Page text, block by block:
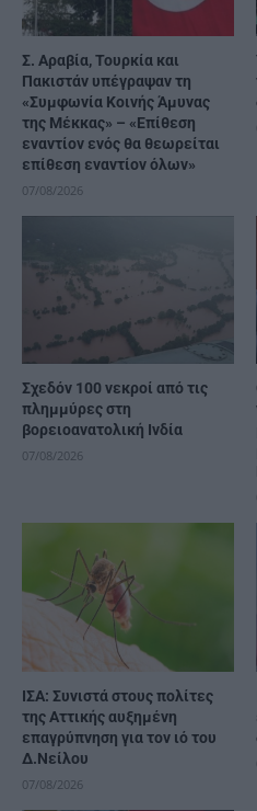
Σ. Αραβία, Τουρκία και
Πακιστάν υπέγραψαν τη
«Συμφωνία Κοινής Άμυνας
της Μέκκας» – «Επίθεση
εναντίον ενός θα θεωρείται
επίθεση εναντίον όλων»
07/08/2026
Σχεδόν 100 νεκροί από τις
πλημμύρες στη
βορειοανατολική Ινδία
07/08/2026
ΙΣΑ: Συνιστά στους πολίτες
της Αττικής αυξημένη
επαγρύπνηση για τον ιό του
Δ.Νείλου
07/08/2026